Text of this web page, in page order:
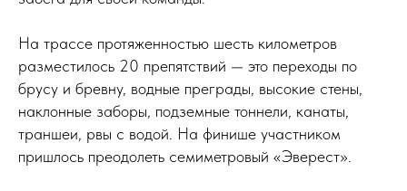
На трассе протяженностью шесть километров
разместилось 20 препятствий — это переходы по
брусу и бревну, водные преграды, высокие стены,
наклонные заборы, подземные тоннели, канаты,
траншеи, рвы с водой. На финише участником
пришлось преодолеть семиметровый «Эверест».